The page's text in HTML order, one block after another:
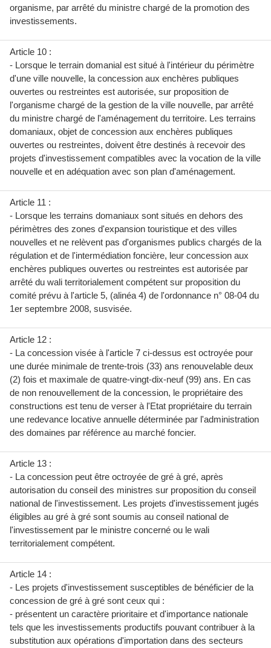
organisme, par arrêté du ministre chargé de la promotion des
investissements.
Article 10 :
- Lorsque le terrain domanial est situé à l'intérieur du périmètre
d'une ville nouvelle, la concession aux enchères publiques
ouvertes ou restreintes est autorisée, sur proposition de
l'organisme chargé de la gestion de la ville nouvelle, par arrêté
du ministre chargé de l'aménagement du territoire. Les terrains
domaniaux, objet de concession aux enchères publiques
ouvertes ou restreintes, doivent être destinés à recevoir des
projets d'investissement compatibles avec la vocation de la ville
nouvelle et en adéquation avec son plan d'aménagement.
Article 11 :
- Lorsque les terrains domaniaux sont situés en dehors des
périmètres des zones d'expansion touristique et des villes
nouvelles et ne relèvent pas d'organismes publics chargés de la
régulation et de l'intermédiation foncière, leur concession aux
enchères publiques ouvertes ou restreintes est autorisée par
arrêté du wali territorialement compétent sur proposition du
comité prévu à l'article 5, (alinéa 4) de l'ordonnance n° 08-04 du
1er septembre 2008, susvisée.
Article 12 :
- La concession visée à l'article 7 ci-dessus est octroyée pour
une durée minimale de trente-trois (33) ans renouvelable deux
(2) fois et maximale de quatre-vingt-dix-neuf (99) ans. En cas
de non renouvellement de la concession, le propriétaire des
constructions est tenu de verser à l'Etat propriétaire du terrain
une redevance locative annuelle déterminée par l'administration
des domaines par référence au marché foncier.
Article 13 :
- La concession peut être octroyée de gré à gré, après
autorisation du conseil des ministres sur proposition du conseil
national de l'investissement. Les projets d'investissement jugés
éligibles au gré à gré sont soumis au conseil national de
l'investissement par le ministre concerné ou le wali
territorialement compétent.
Article 14 :
- Les projets d'investissement susceptibles de bénéficier de la
concession de gré à gré sont ceux qui :
- présentent un caractère prioritaire et d'importance nationale
tels que les investissements productifs pouvant contribuer à la
substitution aux opérations d'importation dans des secteurs